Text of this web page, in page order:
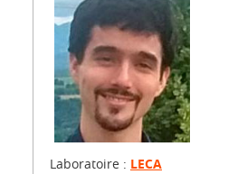
Laboratoire : LECA